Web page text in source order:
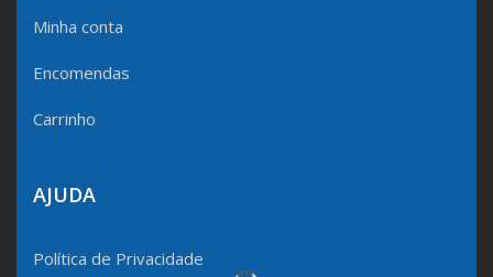
Minha conta
Encomendas
Carrinho
AJUDA
Política de Privacidade